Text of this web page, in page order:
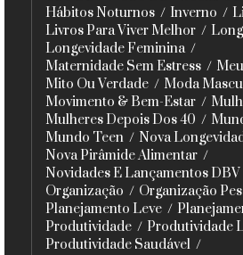
Hábitos Noturnos
Inverno
Livros Para Viver Melhor
Longevidade Feminina
Maternidade Sem Estress
Mito Ou Verdade
Moda
Movimento & Bem-Estar
Mulheres Depois Dos 40
Mundo Teen
Nova
Nova Pirâmide Alimentar
Novidades E Lançamentos DBV
Organização
Organização
Planejamento Leve
Produtividade
Produtividade
Produtividade Saudável